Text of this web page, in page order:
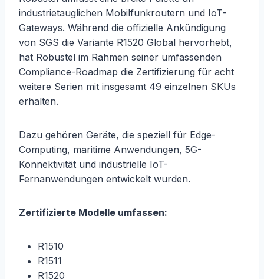
industrietauglichen Mobilfunkroutern und IoT-
Gateways. Während die offizielle Ankündigung
von SGS die Variante R1520 Global hervorhebt,
hat Robustel im Rahmen seiner umfassenden
Compliance-Roadmap die Zertifizierung für acht
weitere Serien mit insgesamt 49 einzelnen SKUs
erhalten.
Dazu gehören Geräte, die speziell für Edge-
Computing, maritime Anwendungen, 5G-
Konnektivität und industrielle IoT-
Fernanwendungen entwickelt wurden.
Zertifizierte Modelle umfassen:
R1510
R1511
R1520